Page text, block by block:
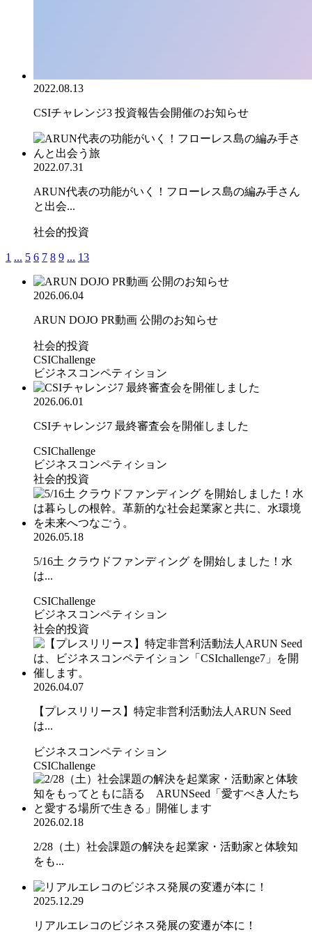
2022.08.13
CSIチャレンジ3 投資報告会開催のお知らせ
2022.07.31
ARUN代表の功能がいく！フローレス島の編み手さん
と出会...
社会的投資
1 ... 5 6 7 8 9 ... 13
2026.06.04
ARUN DOJO PR動画 公開のお知らせ
社会的投資
CSIChallenge
ビジネスコンペティション
2026.06.01
CSIチャレンジ7 最終審査会を開催しました
CSIChallenge
ビジネスコンペティション
社会的投資
2026.05.18
5/16土 クラウドファンディング を開始しました！水
は...
CSIChallenge
ビジネスコンペティション
社会的投資
2026.04.07
【プレスリリース】特定非営利活動法人ARUN Seed
は...
ビジネスコンペティション
CSIChallenge
2026.02.18
2/28（土）社会課題の解決を起業家・活動家と体験知
をも...
2025.12.29
リアルエレコのビジネス発展の変遷が本に！